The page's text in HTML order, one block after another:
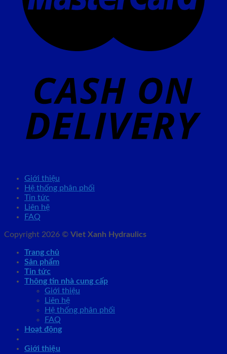
Giới thiệu
Hệ thống phân phối
Tin tức
Liên hệ
FAQ
Copyright 2026 © Viet Xanh Hydraulics
Trang chủ
Sản phẩm
Tin tức
Thông tin nhà cung cấp
Giới thiệu
Liên hệ
Hệ thống phân phối
FAQ
Hoạt động
Giới thiệu